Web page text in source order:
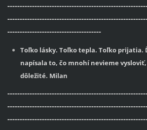
--------------------------------------
Toľko lásky. Toľko tepla. Toľko prijatia.
napísala to, čo mnohí nevieme
dôležité. Milan